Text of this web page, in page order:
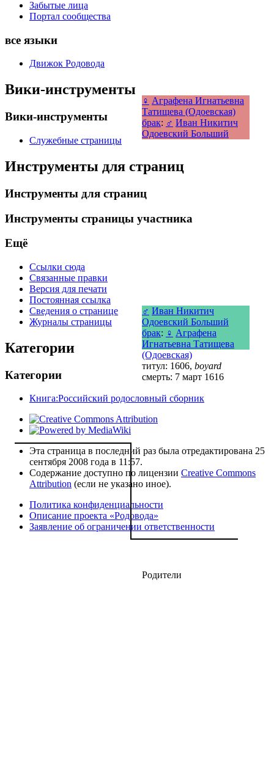
♀ Аграфена Игнатьевна
Татищева (Одоевская)
брак: ♂ Иван Никитич
Одоевский Больший
♂ Иван Никитич
Одоевский Больший
брак: ♀ Аграфена
Игнатьевна Татищева
(Одоевская)
титул: 1606, boyard
смерть: 7 март 1616
Родители
Забытые лица
Портал сообщества
все языки
Движок Родовода
Вики-инструменты
Вики-инструменты
Служебные страницы
Инструменты для страниц
Инструменты для страниц
Инструменты страницы участника
Ещё
Ссылки сюда
Связанные правки
Версия для печати
Постоянная ссылка
Сведения о странице
Журналы страницы
Категории
Категории
Книга:Российский родословный сборник
Эта страница в последний раз была отредактирована 25
сентября 2008 года в 11:57.
Содержание доступно по лицензии Creative Commons
Attribution (если не указано иное).
Политика конфиденциальности
Описание проекта «Родовода»
Заявление об ограничении ответственности